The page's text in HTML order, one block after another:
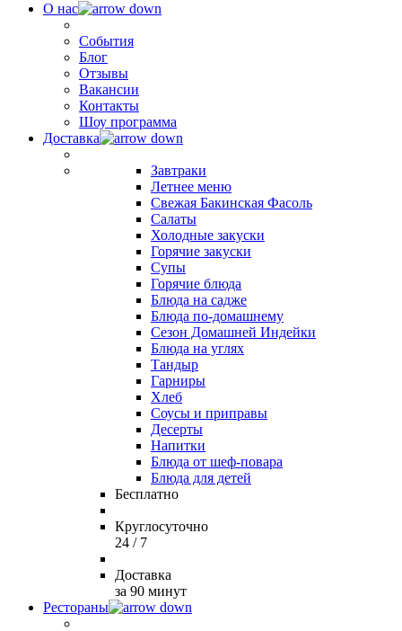
О нас
События
Блог
Отзывы
Вакансии
Контакты
Шоу программа
Доставка
Завтраки
Летнее меню
Свежая Бакинская Фасоль
Салаты
Холодные закуски
Горячие закуски
Супы
Горячие блюда
Блюда на садже
Блюда по-домашнему
Сезон Домашней Индейки
Блюда на углях
Тандыр
Гарниры
Хлеб
Соусы и приправы
Десерты
Напитки
Блюда от шеф-повара
Блюда для детей
Бесплатно
Круглосуточно
24 / 7
Доставка
за 90 минут
Рестораны